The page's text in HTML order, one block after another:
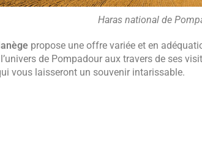
Haras national de
propose une offre variée et en
de Pompadour aux travers de ses
vous laisseront un souvenir intarissable.